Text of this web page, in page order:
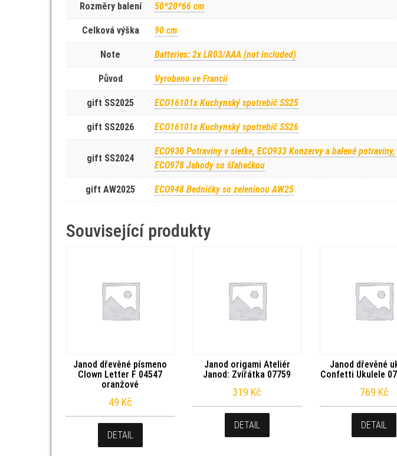
Rozměry balení 50*20*66 cm
Celková výška 90 cm
Note Batteries: 2x LR03/AAA (not included)
Původ Vyrobeno ve Francii
gift SS2025 ECO16101x Kuchynský spotrebič SS25
gift SS2026 ECO16101x Kuchynský spotrebič SS26
gift SS2024
ECO930 Potraviny v sieťke, ECO933 Konzervy a balené
ECO978 Jahody so šľahačkou
gift AW2025 ECO948 Bedničky so zeleninou AW25
Související produkty
Janod dřevěné písmeno
Clown Letter F 04547
oranžové
49 Kč
DETAIL
Janod origami Ateliér
Janod: Zvířátka 07759
319 Kč
DETAIL
Janod dřevěné
Confetti Ukulele
769 Kč
DETAIL